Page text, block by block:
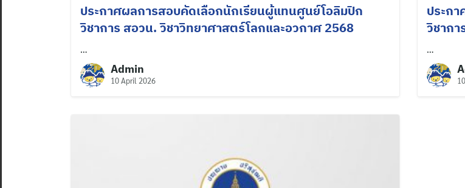
ประกาศผลการสอบคัดเลือกนักเรียนผู้แทนศูนย์โอลิมปิก
วิชาการ สอวน. วิชาวิทยาศาสตร์โลกและอวกาศ 2568
…
Admin
10 April 2026
ประก
วิชาก
…